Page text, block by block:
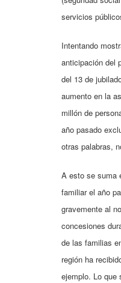
servicios
Intentando
anticipación del
del 13 de
aumento en la
millón de
año pasado
otras palabras,
A esto se suma
familiar el año
gravemente al
concesiones
de las familias
región ha
ejemplo. Lo que